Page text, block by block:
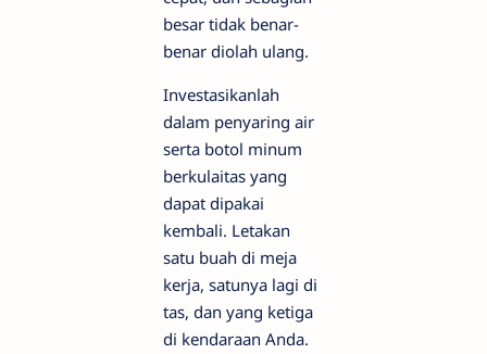
besar tidak benar-
benar diolah ulang.
Investasikanlah
dalam penyaring air
serta botol minum
berkulaitas yang
dapat dipakai
kembali. Letakan
satu buah di meja
kerja, satunya lagi di
tas, dan yang ketiga
di kendaraan Anda.